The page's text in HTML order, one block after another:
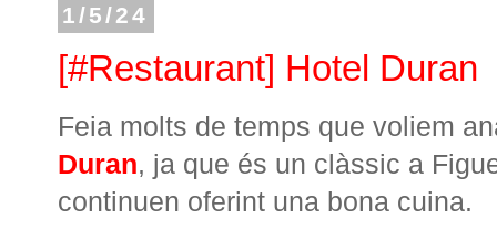
1/5/24
[#Restaurant] Hotel Duran
Feia molts de temps que voliem
Duran, ja que és un clàssic a
continuen oferint una bona cuina.